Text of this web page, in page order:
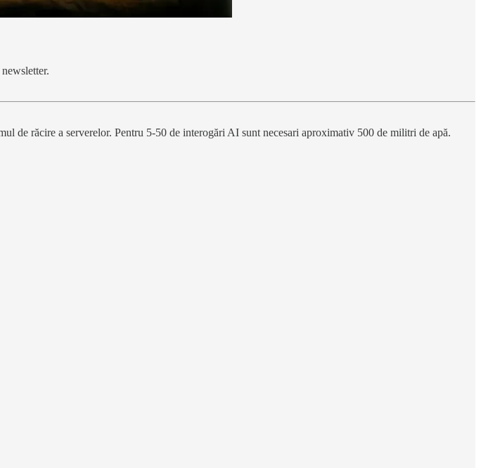
de răcire a serverelor. Pentru 5-50 de interogări AI sunt necesari aproximativ 500 de militri de apă.